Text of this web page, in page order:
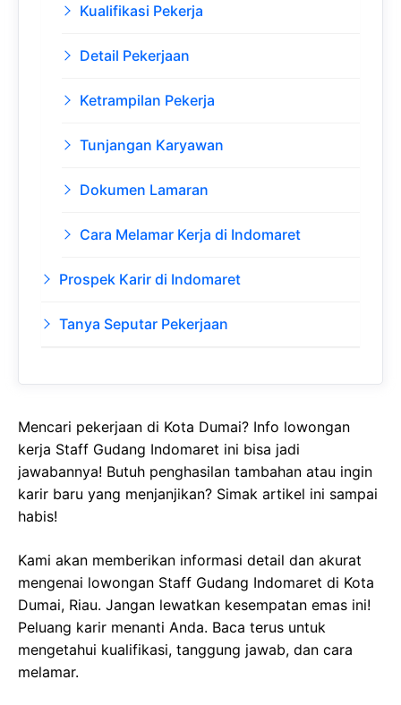
Kualifikasi Pekerja
Detail Pekerjaan
Ketrampilan Pekerja
Tunjangan Karyawan
Dokumen Lamaran
Cara Melamar Kerja di Indomaret
Prospek Karir di Indomaret
Tanya Seputar Pekerjaan
Mencari pekerjaan di Kota Dumai? Info lowongan
kerja Staff Gudang Indomaret ini bisa jadi
jawabannya! Butuh penghasilan tambahan atau ingin
karir baru yang menjanjikan? Simak artikel ini sampai
habis!
Kami akan memberikan informasi detail dan akurat
mengenai lowongan Staff Gudang Indomaret di Kota
Dumai, Riau. Jangan lewatkan kesempatan emas ini!
Peluang karir menanti Anda. Baca terus untuk
mengetahui kualifikasi, tanggung jawab, dan cara
melamar.